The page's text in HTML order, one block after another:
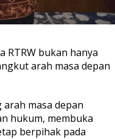
RTRW bukan hanya
arah masa depan
masa depan
hukum, membuka
berpihak pada